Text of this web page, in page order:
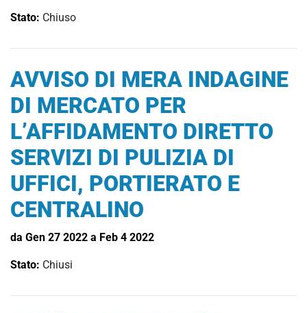
Stato: Chiuso
AVVISO DI MERA INDAGINE
DI MERCATO PER
L’AFFIDAMENTO DIRETTO
SERVIZI DI PULIZIA DI
UFFICI, PORTIERATO E
CENTRALINO
da Gen 27 2022 a Feb 4 2022
Stato: Chiusi